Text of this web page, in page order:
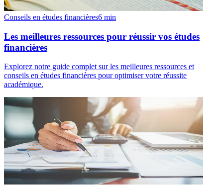
Conseils en études financières6 min
Les meilleures ressources pour réussir vos études
financières
Explorez notre guide complet sur les meilleures ressources et
conseils en études financières pour optimiser votre réussite
académique.